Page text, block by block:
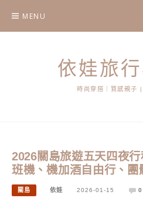
content
MENU
依娃旅
時尚穿搭｜質感親子
2026關島旅遊五天四夜
班機、機加酒自由行、團
關島 依娃 2026-01-15 0